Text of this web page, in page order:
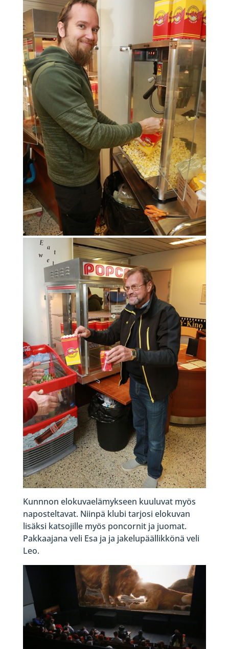
Kunnnon elokuvaelämykseen kuuluvat myös
naposteltavat. Niinpä klubi tarjosi elokuvan
lisäksi katsojille myös poncornit ja juomat.
Pakkaajana veli Esa ja ja jakelupäällikkönä veli
Leo.